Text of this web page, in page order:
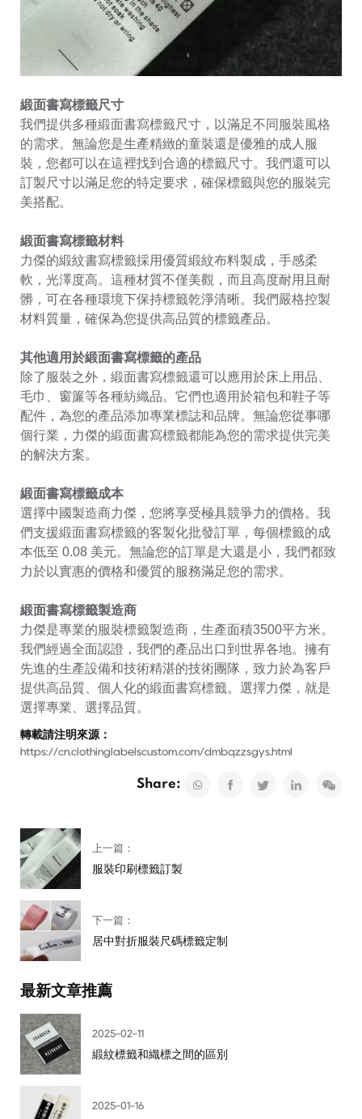
緞面書寫標籤尺寸
我們提供多種緞面書寫標籤尺寸，以滿足不同服裝風格
的需求。無論您是生產精緻的童裝還是優雅的成人服
裝，您都可以在這裡找到合適的標籤尺寸。我們還可以
訂製尺寸以滿足您的特定要求，確保標籤與您的服裝完
美搭配。
緞面書寫標籤材料
力傑的緞紋書寫標籤採用優質緞紋布料製成，手感柔
軟，光澤度高。這種材質不僅美觀，而且高度耐用且耐
髒，可在各種環境下保持標籤乾淨清晰。我們嚴格控製
材料質量，確保為您提供高品質的標籤產品。
其他適用於緞面書寫標籤的產品
除了服裝之外，緞面書寫標籤還可以應用於床上用品、
毛巾、窗簾等各種紡織品。它們也適用於箱包和鞋子等
配件，為您的產品添加專業標誌和品牌。無論您從事哪
個行業，力傑的緞面書寫標籤都能為您的需求提供完美
的解決方案。
緞面書寫標籤成本
選擇中國製造商力傑，您將享受極具競爭力的價格。我
們支援緞面書寫標籤的客製化批發訂單，每個標籤的成
本低至 0.08 美元。無論您的訂單是大還是小，我們都致
力於以實惠的價格和優質的服務滿足您的需求。
緞面書寫標籤製造商
力傑是專業的服裝標籤製造商，生產面積3500平方米。
我們經過全面認證，我們的產品出口到世界各地。擁有
先進的生產設備和技術精湛的技術團隊，致力於為客戶
提供高品質、個人化的緞面書寫標籤。選擇力傑，就是
選擇專業、選擇品質。
轉載請注明來源：
https://cn.clothinglabelscustom.com/dmbqzzsgys.html
Share:
上一篇：
服裝印刷標籤訂製
下一篇：
居中對折服裝尺碼標籤定制
最新文章推薦
2025-02-11
緞紋標籤和織標之間的區別
2025-01-16